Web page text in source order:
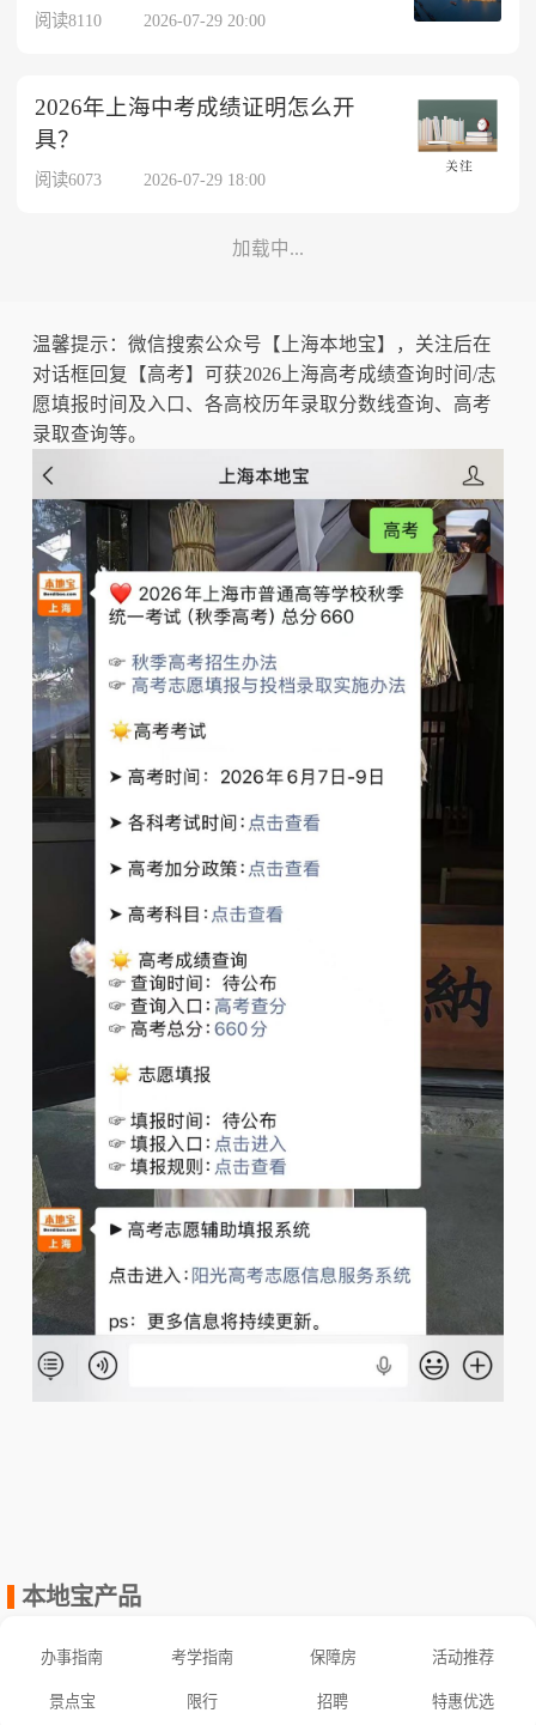
阅读8110 2026-07-29 20:00
2026年上海中考成绩证明怎么开
具？
阅读6073 2026-07-29 18:00
加载中...
温馨提示：微信搜索公众号【上海本地宝】，关注后在
对话框回复【高考】可获2026上海高考成绩查询时间/志
愿填报时间及入口、各高校历年录取分数线查询、高考
录取查询等。
本地宝产品
办事指南 考学指南 保障房 活动推荐
景点宝 限行 招聘 特惠优选